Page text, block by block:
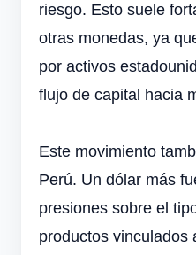
riesgo. Esto suele
otras monedas, ya
por activos
flujo de capital hacia
Este movimiento
Perú. Un dólar más
presiones sobre el
productos vinculados